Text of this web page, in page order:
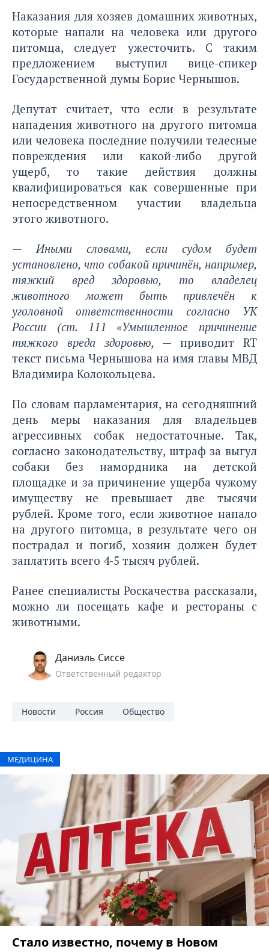
Наказания для хозяев домашних животных,
которые напали на человека или другого
питомца, следует ужесточить. С таким
предложением выступил вице-спикер
Государственной думы Борис Чернышов.
Депутат считает, что если в результате
нападения животного на другого питомца
или человека последние получили телесные
повреждения или какой-либо другой
ущерб, то такие действия должны
квалифицироваться как совершенные при
непосредственном участии владельца
этого животного.
— Иными словами, если судом будет
установлено, что собакой причинён, например,
тяжкий вред здоровью, то владелец
животного может быть привлечён к
уголовной ответственности согласно УК
России (ст. 111 «Умышленное причинение
тяжкого вреда здоровью, — приводитRT
текст письма Чернышова на имя главы МВД
Владимира Колокольцева.
По словам парламентария, на сегодняшний
день меры наказания для владельцев
агрессивных собак недостаточные. Так,
согласно законодательству, штраф за выгул
собаки без намордника на детской
площадке и за причинение ущерба чужому
имуществу не превышает две тысячи
рублей. Кроме того, если животное напало
на другого питомца, в результате чего он
пострадал и погиб, хозяин должен будет
заплатить всего 4-5 тысяч рублей.
Ранее специалисты Роскачества рассказали,
можно ли посещать кафе и рестораны с
животными.
Даниэль Сиссе
Ответственный редактор
Новости Россия Общество
МЕДИЦИНА
Стало известно, почему в Новом